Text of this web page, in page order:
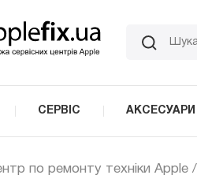
СЕРВІС АКСЕСУАРИ
по ремонту техніки Apple /